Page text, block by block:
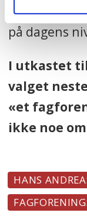
betydde at
på dagens
I utkastet
valget
«et
ikke noe
HANS